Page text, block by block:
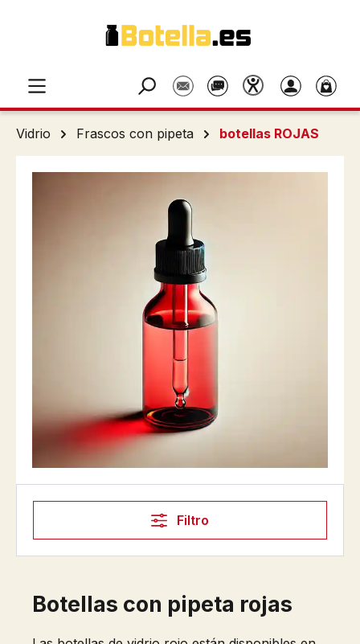
Vidrio Frascos con pipeta botellas ROJAS
Filtro
Botellas con pipeta rojas